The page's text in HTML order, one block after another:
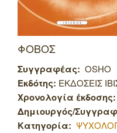
ΦΟΒΟΣ
Συγγραφέας: OSHO
Εκδότης: ΕΚΔΟΣΕΙΣ
Χρονολογία έκδοσης:
Δημιουργός/
Κατηγορία: